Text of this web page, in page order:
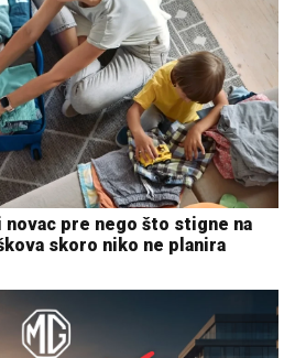
novac pre nego što stigne na
skoro niko ne planira